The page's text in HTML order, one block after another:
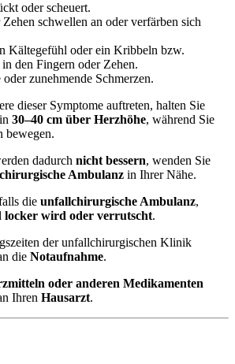
oder scheuert.
schwellen an oder verfärben sich
Kältegefühl oder ein Kribbeln bzw.
den Fingern oder Zehen.
oder zunehmende Schmerzen.
dieser Symptome auftreten, halten Sie
30–40 cm über Herzhöhe, während Sie
bewegen.
dadurch nicht bessern, wenden Sie
Ambulanz in Ihrer Nähe.
die unfallchirurgische Ambulanz,
locker wird oder verrutscht.
der unfallchirurgischen Klinik
die Notaufnahme.
oder anderen Medikamenten
Ihren Hausarzt.